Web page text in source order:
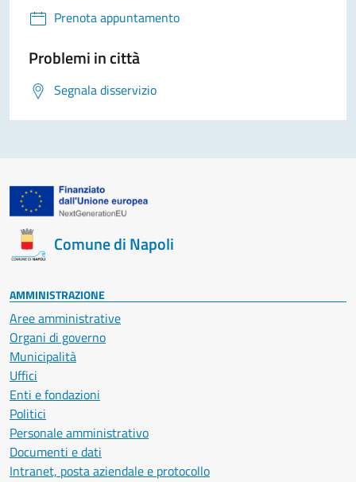
Prenota appuntamento
Problemi in città
Segnala disservizio
Comune di Napoli
AMMINISTRAZIONE
Aree amministrative
Organi di governo
Municipalità
Uffici
Enti e fondazioni
Politici
Personale amministrativo
Documenti e dati
Intranet, posta aziendale e protocollo